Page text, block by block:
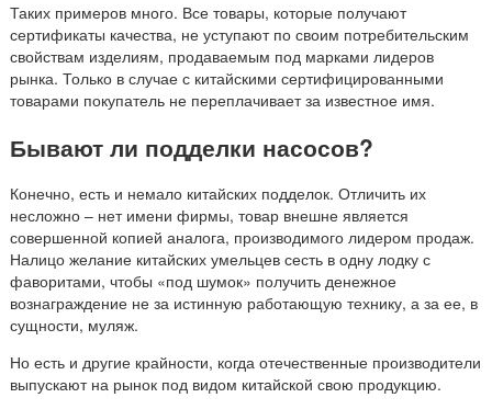
Таких примеров много. Все товары, которые получают
сертификаты качества, не уступают по своим потребительским
свойствам изделиям, продаваемым под марками лидеров
рынка. Только в случае с китайскими сертифицированными
товарами покупатель не переплачивает за известное имя.
Бывают ли подделки насосов?
Конечно, есть и немало китайских подделок. Отличить их
несложно – нет имени фирмы, товар внешне является
совершенной копией аналога, производимого лидером продаж.
Налицо желание китайских умельцев сесть в одну лодку с
фаворитами, чтобы «под шумок» получить денежное
вознаграждение не за истинную работающую технику, а за ее, в
сущности, муляж.
Но есть и другие крайности, когда отечественные производители
выпускают на рынок под видом китайской свою продукцию.